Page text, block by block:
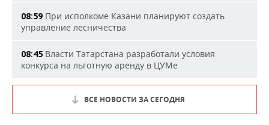
08:59 При исполкоме Казани планируют создать
управление лесничества
08:45 Власти Татарстана разработали условия
конкурса на льготную аренду в ЦУМе
ВСЕ НОВОСТИ ЗА СЕГОДНЯ